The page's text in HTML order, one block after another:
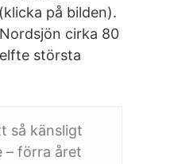
på bilden).
cirka 80
största
så känsligt
– förra året